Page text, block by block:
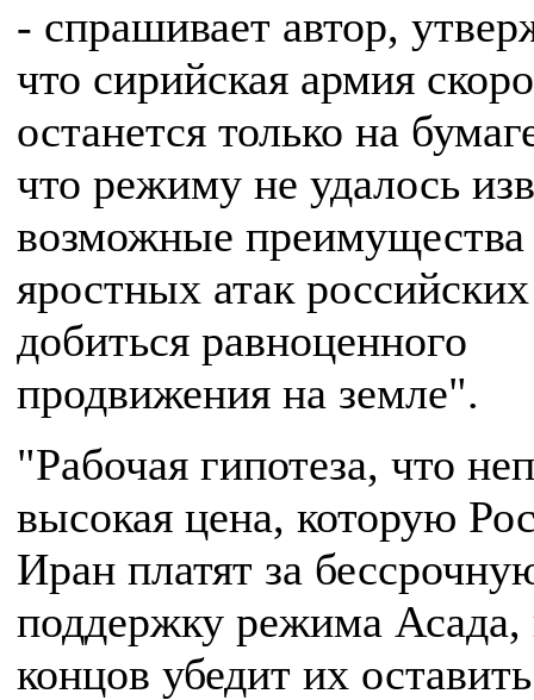
- спрашивает автор,
что сирийская армия скоро
останется только на
что режиму не удалось
возможные преимущества
яростных атак
добиться равноценного
продвижения на земле".
"Рабочая гипотеза, что
высокая цена, которую
Иран платят за
поддержку режима Асада,
концов убедит их